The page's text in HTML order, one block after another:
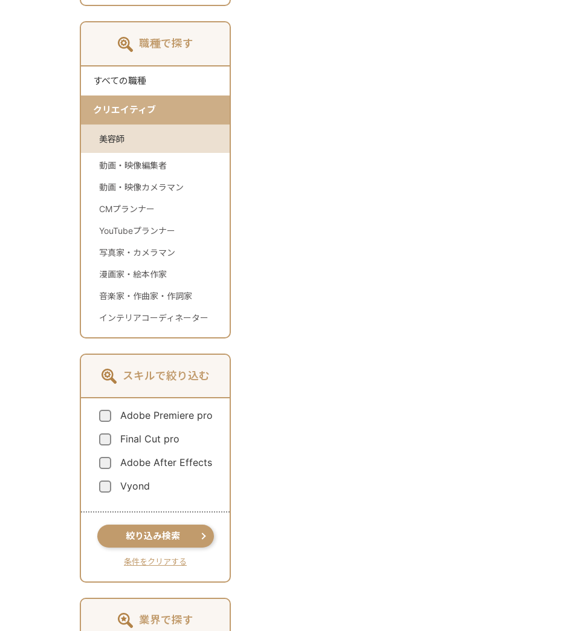
職種で探す
すべての職種
クリエイティブ
美容師
動画・映像編集者
動画・映像カメラマン
CMプランナー
YouTubeプランナー
写真家・カメラマン
漫画家・絵本作家
音楽家・作曲家・作詞家
インテリアコーディネーター
スキルで絞り込む
Adobe Premiere pro
Final Cut pro
Adobe After Effects
Vyond
絞り込み検索
条件をクリアする
業界で探す